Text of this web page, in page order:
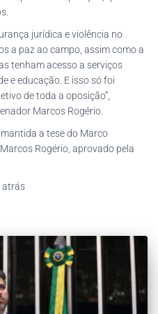
jurídica e violência no
a paz ao campo, assim como a
tenham acesso a serviços
e educação. E isso só foi
de toda a oposição”,
Marcos Rogério.
a tese do Marco
Rogério, aprovado pela
atrás